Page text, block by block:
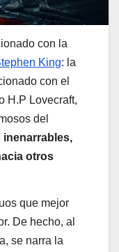
con la
King: la
con el
H.P Lovecraft,
del
otros
que mejor
De hecho, al
se narra la